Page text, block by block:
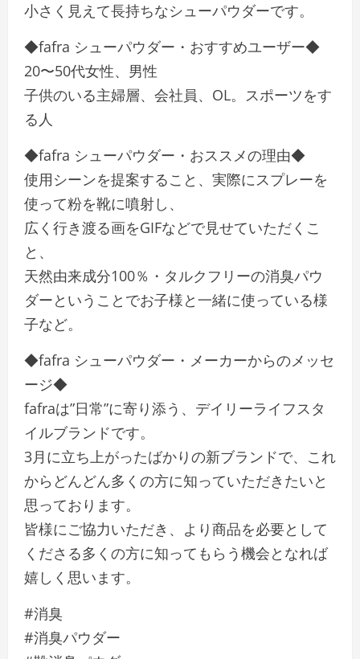
小さく見えて長持ちなシューパウダーです。
◆fafra シューパウダー・おすすめユーザー◆
20〜50代女性、男性
子供のいる主婦層、会社員、OL。スポーツをす
る人
◆fafra シューパウダー・おススメの理由◆
使用シーンを提案すること、実際にスプレーを
使って粉を靴に噴射し、
広く行き渡る画をGIFなどで見せていただくこ
と、
天然由来成分100％・タルクフリーの消臭パウ
ダーということでお子様と一緒に使っている様
子など。
◆fafra シューパウダー・メーカーからのメッセ
ージ◆
fafraは”日常”に寄り添う、デイリーライフスタ
イルブランドです。
3月に立ち上がったばかりの新ブランドで、これ
からどんどん多くの方に知っていただきたいと
思っております。
皆様にご協力いただき、より商品を必要として
くださる多くの方に知ってもらう機会となれば
嬉しく思います。
#消臭
#消臭パウダー